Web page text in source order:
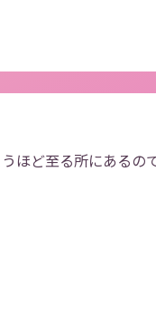
ほど至る所にあるの